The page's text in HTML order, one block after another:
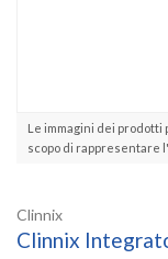
Le immagini dei
scopo di rappresentare
Clinnix
Clinnix